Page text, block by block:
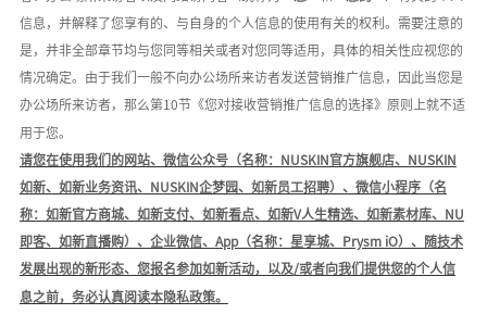
信息，并解释了您享有的、与自身的个人信息的使用有关的权利。需要注意的
是，并非全部章节均与您同等相关或者对您同等适用，具体的相关性应视您的
情况确定。由于我们一般不向办公场所来访者发送营销推广信息，因此当您是
办公场所来访者，那么第10节《您对接收营销推广信息的选择》原则上就不适
用于您。
请您在使用我们的网站、微信公众号（名称： NUSKIN官方旗舰店、NUSKIN
如新、如新业务资讯、NUSKIN企梦园、如新员工招聘）、微信小程序（名
称：如新官方商城、如新支付、如新看点、如新V人生精选、如新素材库、NU
即客、如新直播购）、企业微信、 App（名称：星享城、 Prysm iO）、 随技术
发展出现的新形态、您报名参加如新活动，以及/或者向我们提供您的个人信
息之前，务必认真阅读本隐私政策。